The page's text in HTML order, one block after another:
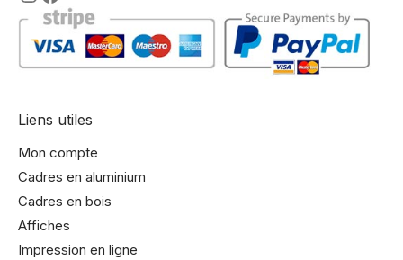
Liens utiles
Mon compte
Cadres en aluminium
Cadres en bois
Affiches
Impression en ligne